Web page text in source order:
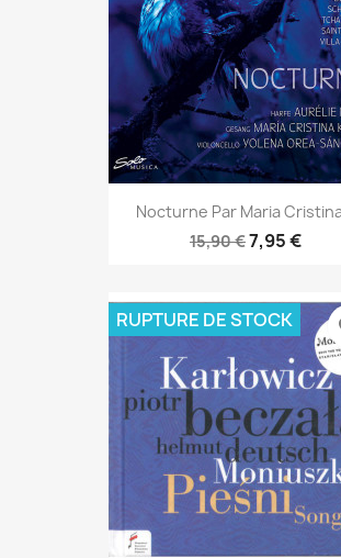
Nocturne Par Maria
15,90 €7,95 €
RUPTURE DE STOCK